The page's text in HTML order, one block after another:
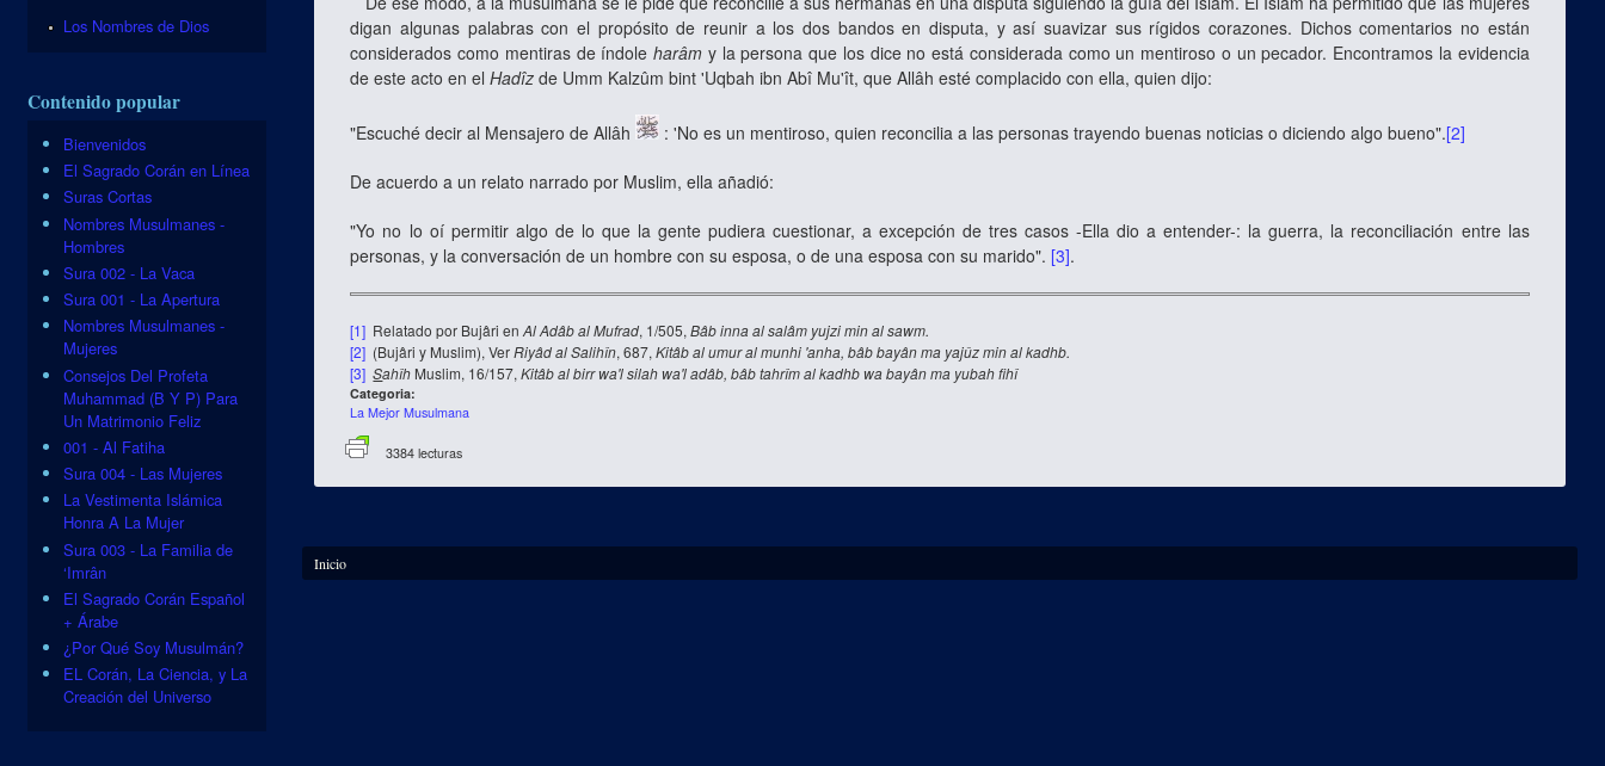
digan algunas palabras con el propósito de reunir a los dos bandos en disputa, y así suavizar sus rígidos corazones. Dichos comentarios no están
considerados como mentiras de índoleharâm y la persona que los dice no está considerada como un mentiroso o un pecador. Encontramos la evidencia
de este acto en elHadîzde Umm Kalzûm bint 'Uqbah ibn Abî Mu'ît, que Allâh esté complacido con ella, quien dijo:
"Escuché decir al Mensajero de Allâh : 'No es un mentiroso, quien reconcilia a las personas trayendo buenas noticias o diciendo algo bueno".[2]
De acuerdo a un relato narrado por Muslim, ella añadió:
"Yo no lo oí permitir algo de lo que la gente pudiera cuestionar, a excepción de tres casos -Ella dio a entender-: la guerra, la reconciliación entre las
personas, y la conversación de un hombre con su esposa, o de una esposa con su marido". [3].
[1] Relatado por Bujâri enAl Adâb al Mufrad, 1/505,Bâb inna al salâm yujzi min al sawm.
[2] (Bujâri y Muslim), VerRiyâd al Salihîn, 687,Kitâb al umur al munhi 'anha, bâb bayân ma yajûz min al kadhb.
[3] Sahîh Muslim, 16/157,Kitâb al birr wa'l silah wa'l adâb, bâb tahrîm al kadhb wa bayân ma yubah fihî
Categoria:
La Mejor Musulmana
3384 lecturas
Se encuentra usted aquí
Inicio
Los Nombres de Dios
Contenido popular
Bienvenidos
El Sagrado Corán en Línea
Suras Cortas
Nombres Musulmanes -
Hombres
Sura 002 - La Vaca
Sura 001 - La Apertura
Nombres Musulmanes -
Mujeres
Consejos Del Profeta
Muhammad (B Y P) Para
Un Matrimonio Feliz
001 - Al Fatiha
Sura 004 - Las Mujeres
La Vestimenta Islámica
Honra A La Mujer
Sura 003 - La Familia de
‘Imrân
El Sagrado Corán Español
+ Árabe
¿Por Qué Soy Musulmán?
EL Corán, La Ciencia, y La
Creación del Universo